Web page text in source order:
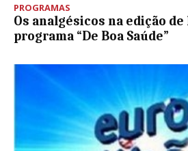
PROGRAMAS
Os analgésicos na edição de
programa “De Boa Saúde”